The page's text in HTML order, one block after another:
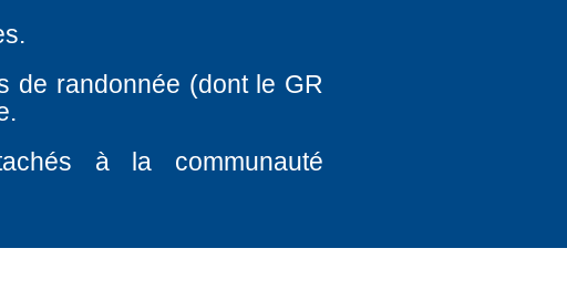
de randonnée (dont le GR
à la communauté